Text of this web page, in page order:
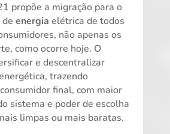
propõe a migração para o
energia elétrica de todos
não apenas os
como ocorre hoje. O
e descentralizar
trazendo
final, com maior
sistema e poder de escolha
limpas ou mais baratas.